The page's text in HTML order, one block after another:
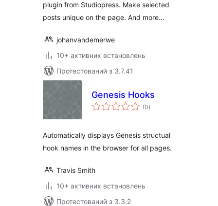
plugin from Studiopress. Make selected
posts unique on the page. And more…
johanvandemerwe
10+ активних встановлень
Протестований з 3.7.41
Genesis Hooks
(0загальний
рейтинг
)
Automatically displays Genesis structual
hook names in the browser for all pages.
Travis Smith
10+ активних встановлень
Протестований з 3.3.2